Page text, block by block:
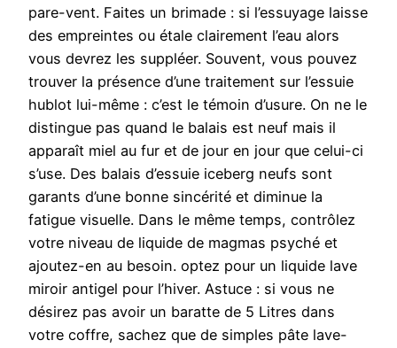
pare-vent. Faites un brimade : si l’essuyage laisse
des empreintes ou étale clairement l’eau alors
vous devrez les suppléer. Souvent, vous pouvez
trouver la présence d’une traitement sur l’essuie
hublot lui-même : c’est le témoin d’usure. On ne le
distingue pas quand le balais est neuf mais il
apparaît miel au fur et de jour en jour que celui-ci
s’use. Des balais d’essuie iceberg neufs sont
garants d’une bonne sincérité et diminue la
fatigue visuelle. Dans le même temps, contrôlez
votre niveau de liquide de magmas psyché et
ajoutez-en au besoin. optez pour un liquide lave
miroir antigel pour l’hiver. Astuce : si vous ne
désirez pas avoir un baratte de 5 Litres dans
votre coffre, sachez que de simples pâte lave-